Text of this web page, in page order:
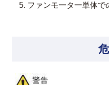
ファンモ一タ一単体で